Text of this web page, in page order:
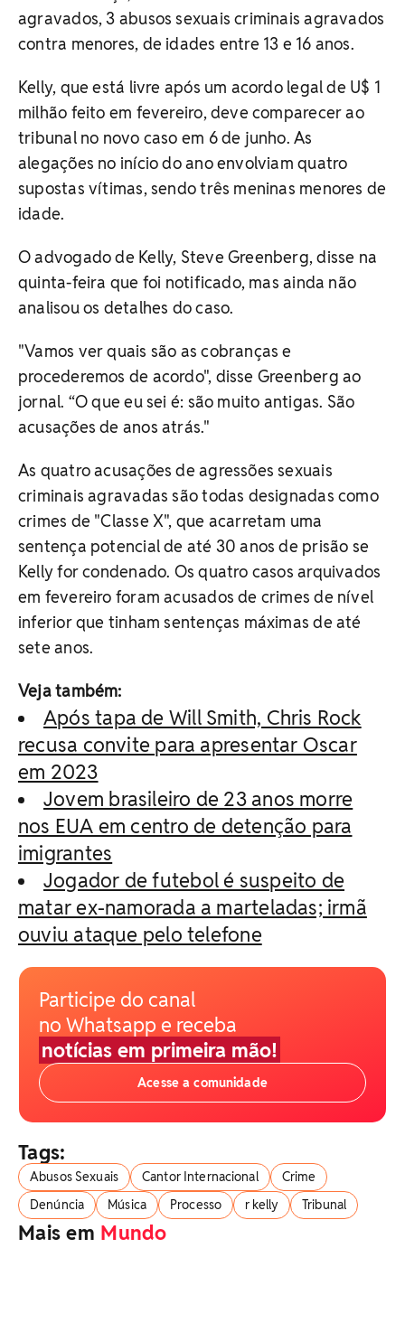
agravados, 3 abusos sexuais criminais agravados
contra menores, de idades entre 13 e 16 anos.
Kelly, que está livre após um acordo legal de U$ 1
milhão feito em fevereiro, deve comparecer ao
tribunal no novo caso em 6 de junho. As
alegações no início do ano envolviam quatro
supostas vítimas, sendo três meninas menores de
idade.
O advogado de Kelly, Steve Greenberg, disse na
quinta-feira que foi notificado, mas ainda não
analisou os detalhes do caso.
"Vamos ver quais são as cobranças e
procederemos de acordo", disse Greenberg ao
jornal. “O que eu sei é: são muito antigas. São
acusações de anos atrás."
As quatro acusações de agressões sexuais
criminais agravadas são todas designadas como
crimes de "Classe X", que acarretam uma
sentença potencial de até 30 anos de prisão se
Kelly for condenado. Os quatro casos arquivados
em fevereiro foram acusados ​​de crimes de nível
inferior que tinham sentenças máximas de até
sete anos.
Veja também:
Após tapa de Will Smith, Chris Rock
recusa convite para apresentar Oscar
em 2023
Jovem brasileiro de 23 anos morre
nos EUA em centro de detenção para
imigrantes
Jogador de futebol é suspeito de
matar ex-namorada a marteladas; irmã
ouviu ataque pelo telefone
Participe do canal
no Whatsapp e receba
notícias em primeira mão!
Acesse a comunidade
Tags:
Abusos Sexuais Cantor Internacional
Crime
Denúncia
Música Processo r kelly Tribunal
Mais em Mundo